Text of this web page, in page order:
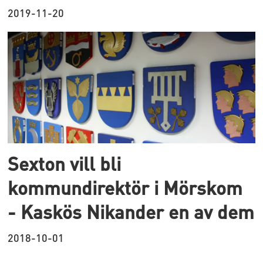
2019-11-20
Sexton vill bli
kommundirektör i Mörskom
- Kaskös Nikander en av dem
2018-10-01